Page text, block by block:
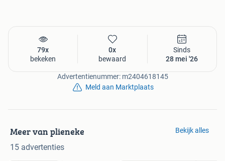
79x
bekeken
0x
bewaard
Sinds
28 mei '26
Advertentienummer: m2404618145
Meld aan Marktplaats
Meer van plieneke
15 advertenties
Bekijk alles